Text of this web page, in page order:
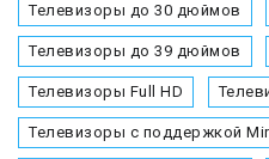
Телевизоры до 30 дюймов
Телевизоры до 39 дюймов
Телевизоры Full HD
Телевизоры с поддержкой